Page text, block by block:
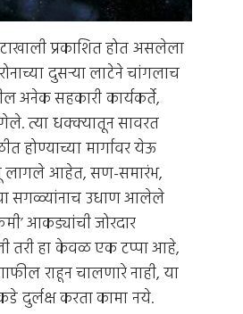
प्रकाशित होत असलेला
दुसर्‍या लाटेने चांगलाच
अनेक सहकारी कार्यकर्ते,
त्या धक्क्यातून सावरत
होण्याच्या मार्गावर येऊ
लागले आहेत, सण-समारंभ,
सगळ्यांनाच उधाण आलेले
आकड्यांची जोरदार
तरी हा केवळ एक टप्पा आहे,
राहून चालणारे नाही, या
दुर्लक्ष करता कामा नये.